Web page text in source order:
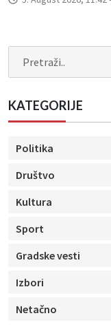
KATEGORIJE
Politika
Društvo
Kultura
Sport
Gradske vesti
Izbori
Netačno